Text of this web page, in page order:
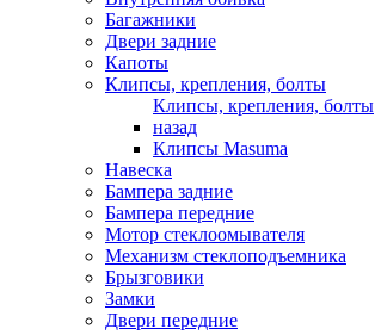
Багажники
Двери задние
Капоты
Клипсы, крепления, болты
Клипсы, крепления, болты
назад
Клипсы Masuma
Навеска
Бампера задние
Бампера передние
Мотор стеклоомывателя
Механизм стеклоподъемника
Брызговики
Замки
Двери передние